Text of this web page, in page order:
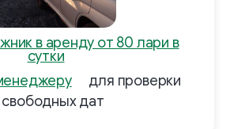
в аренду от 80 лари в
сутки
для проверки
свободных дат